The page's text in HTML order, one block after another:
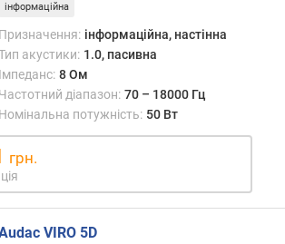
інформаційна
Призначення: інформаційна, настінна
акустики: 1.0, пасивна
Імпеданс: 8 Ом
Частотний діапазон: 70 – 18000 Гц
Номінальна потужність: 50 Вт
грн.
VIRO 5D